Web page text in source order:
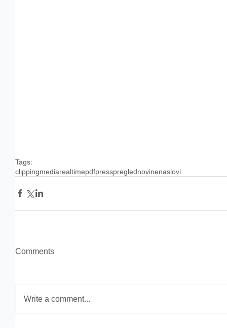
Tags:
clippingmediarealtimepdfpresspreglednovinenaslovi
Comments
Write a comment...